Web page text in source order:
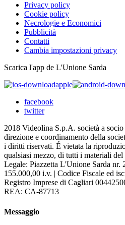
Privacy policy
Cookie policy
Necrologie e Economici
Pubblicità
Contatti
Cambia impostazioni privacy
Scarica l'app de L'Unione Sarda
apple
facebook
twitter
2018 Videolina S.p.A. società a
direzione e coordinamento della
i diritti riservati. É vietata la
qualsiasi mezzo, di tutti i materiali
Legale: Piazzetta L'Unione Sarda nr.
155.000,00 i.v. | Codice Fiscale ed
Registro Imprese di Cagliari
REA: CA-87713
Messaggio